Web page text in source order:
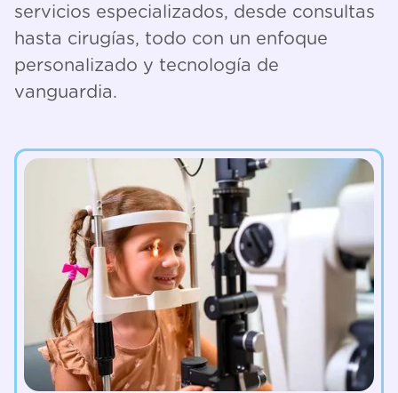
servicios especializados, desde consultas
hasta cirugías, todo con un enfoque
personalizado y tecnología de
vanguardia.